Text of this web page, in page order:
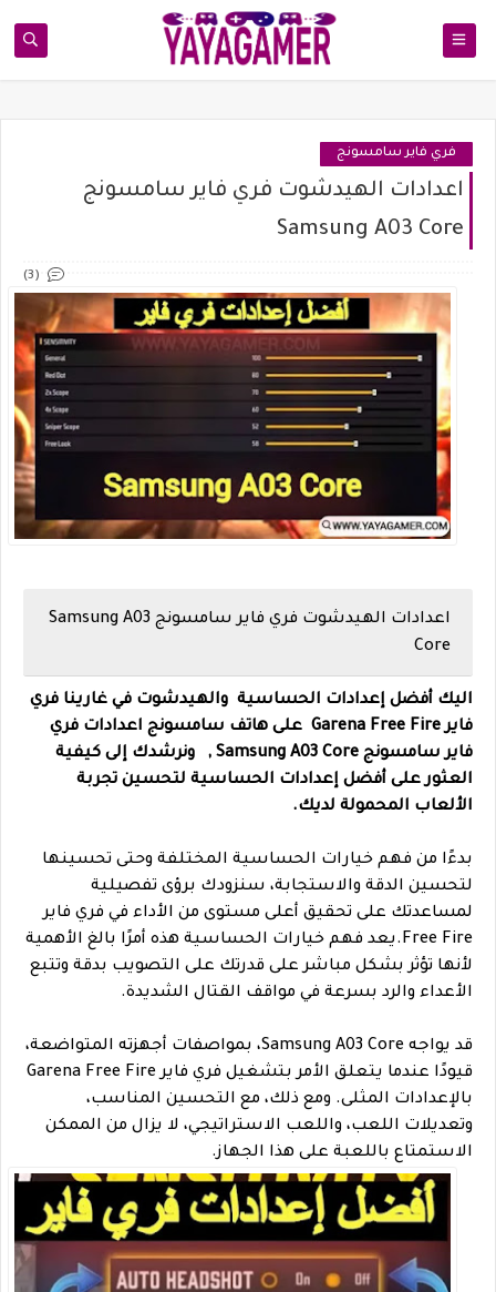
فري فاير سامسونج
اعدادات الهيدشوت فري فاير سامسونج
Samsung A03 Core
(3)
اعدادات الهيدشوت فري فاير سامسونج Samsung A03
Core
اليك أفضل إعدادات الحساسية والهيدشوت في غارينا فري
فاير Garena Free Fire على هاتف
سامسونج اعدادات فري
فاير سامسونج Samsung A03 Core ,
ونرشدك إلى كيفية
العثور على أفضل إعدادات الحساسية لتحسين تجربة
الألعاب المحمولة لديك.
بدءًا من فهم خيارات الحساسية المختلفة وحتى تحسينها
لتحسين الدقة والاستجابة، سنزودك برؤى تفصيلية
لمساعدتك على تحقيق أعلى مستوى من الأداء في فري فاير
Free Fire.يعد فهم خيارات الحساسية هذه أمرًا بالغ الأهمية
لأنها تؤثر بشكل مباشر على قدرتك على التصويب بدقة وتتبع
الأعداء والرد بسرعة في مواقف القتال الشديدة.
قد يواجه Samsung A03 Core، بمواصفات أجهزته المتواضعة،
قيودًا عندما يتعلق الأمر بتشغيل فري فاير Garena Free Fire
بالإعدادات المثلى. ومع ذلك، مع التحسين المناسب،
وتعديلات اللعب، واللعب الاستراتيجي، لا يزال من الممكن
الاستمتاع باللعبة على هذا الجهاز.